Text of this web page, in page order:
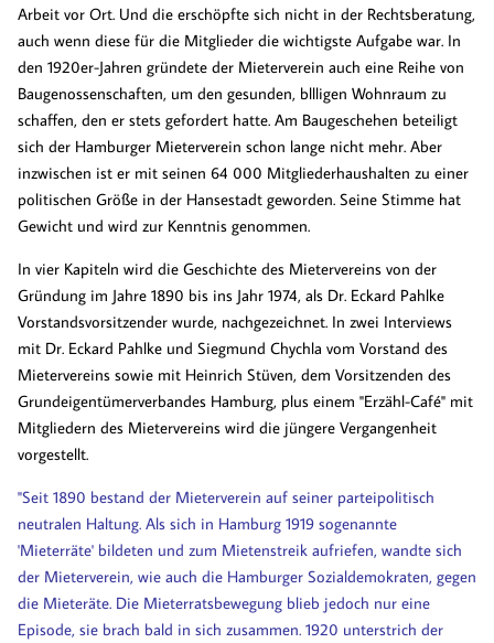
Arbeit vor Ort. Und die erschöpfte sich nicht in der Rechtsberatung,
auch wenn diese für die Mitglieder die wichtigste Aufgabe war. In
den 1920er-Jahren gründete der Mieterverein auch eine Reihe von
Baugenossenschaften, um den gesunden, bllligen Wohnraum zu
schaffen, den er stets gefordert hatte. Am Baugeschehen beteiligt
sich der Hamburger Mieterverein schon lange nicht mehr. Aber
inzwischen ist er mit seinen 64 000 Mitgliederhaushalten zu einer
politischen Größe in der Hansestadt geworden. Seine Stimme hat
Gewicht und wird zur Kenntnis genommen.
In vier Kapiteln wird die Geschichte des Mietervereins von der
Gründung im Jahre 1890 bis ins Jahr 1974, als Dr. Eckard Pahlke
Vorstandsvorsitzender wurde, nachgezeichnet. In zwei Interviews
mit Dr. Eckard Pahlke und Siegmund Chychla vom Vorstand des
Mietervereins sowie mit Heinrich Stüven, dem Vorsitzenden des
Grundeigentümerverbandes Hamburg, plus einem "Erzähl-Café" mit
Mitgliedern des Mietervereins wird die jüngere Vergangenheit
vorgestellt.
"Seit 1890 bestand der Mieterverein auf seiner parteipolitisch
neutralen Haltung. Als sich in Hamburg 1919 sogenannte
'Mieterräte' bildeten und zum Mietenstreik aufriefen, wandte sich
der Mieterverein, wie auch die Hamburger Sozialdemokraten, gegen
die Mieteräte. Die Mieterratsbewegung blieb jedoch nur eine
Episode, sie brach bald in sich zusammen. 1920 unterstrich der